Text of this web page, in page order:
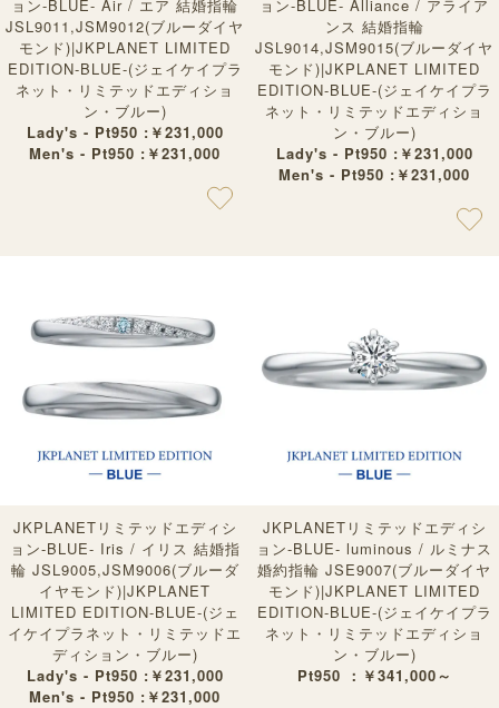
ョン-BLUE- Air / エア 結婚指輪
JSL9011,JSM9012(ブルーダイヤ
モンド)|JKPLANET LIMITED
EDITION-BLUE-(ジェイケイプラ
ネット・リミテッドエディショ
ン・ブルー)
Lady's - Pt950 :￥231,000
Men's - Pt950 :￥231,000
ョン-BLUE- Alliance / アライア
ンス 結婚指輪
JSL9014,JSM9015(ブルーダイヤ
モンド)|JKPLANET LIMITED
EDITION-BLUE-(ジェイケイプラ
ネット・リミテッドエディショ
ン・ブルー)
Lady's - Pt950 :￥231,000
Men's - Pt950 :￥231,000
JKPLANETリミテッドエディシ
ョン-BLUE- Iris / イリス 結婚指
輪 JSL9005,JSM9006(ブルーダ
イヤモンド)|JKPLANET
LIMITED EDITION-BLUE-(ジェ
イケイプラネット・リミテッドエ
ディション・ブルー)
Lady's - Pt950 :￥231,000
Men's - Pt950 :￥231,000
JKPLANETリミテッドエディシ
ョン-BLUE- luminous / ルミナス
婚約指輪 JSE9007(ブルーダイヤ
モンド)|JKPLANET LIMITED
EDITION-BLUE-(ジェイケイプラ
ネット・リミテッドエディショ
ン・ブルー)
Pt950 ：￥341,000～